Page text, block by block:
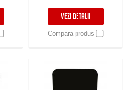
VEZI DETALII
Compara produs